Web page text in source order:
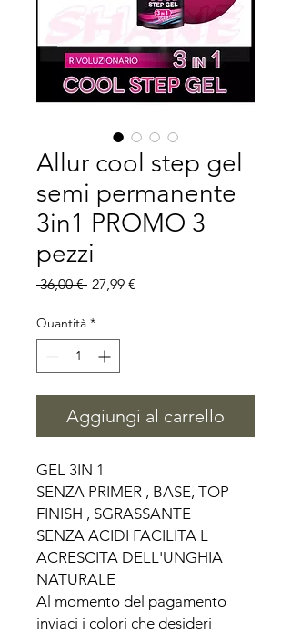
Allur cool step gel
semi permanente
3in1 PROMO 3
pezzi
36,00 € Prezzo
27,99 €
Quantità *
Aggiungi al carrello
GEL 3IN 1
SENZA PRIMER , BASE, TOP
FINISH , SGRASSANTE
SENZA ACIDI FACILITA L
ACRESCITA DELL'UNGHIA
NATURALE
Al momento del pagamento
inviaci i colori che desideri